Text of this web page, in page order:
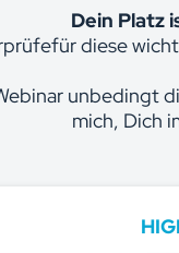
Dein Platz
diese
unbedingt
mich, Dich